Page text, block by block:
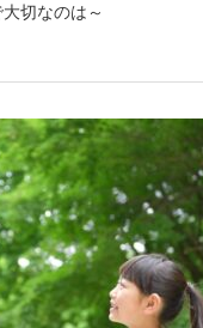
切なのは～